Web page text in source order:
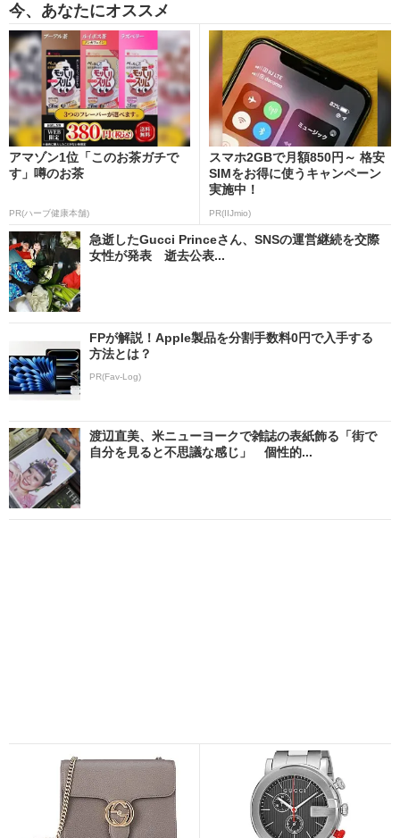
今、あなたにオススメ
アマゾン1位「このお茶ガチで
す」噂のお茶
PR(ハーブ健康本舗)
スマホ2GBで月額850円～ 格安
SIMをお得に使うキャンペーン
実施中！
PR(IIJmio)
急逝したGucci Princeさん、SNSの運営継続を交際
女性が発表 逝去公表...
FPが解説！Apple製品を分割手数料0円で入手する
方法とは？
PR(Fav-Log)
渡辺直美、米ニューヨークで雑誌の表紙飾る「街で
自分を見ると不思議な感じ」 個性的...